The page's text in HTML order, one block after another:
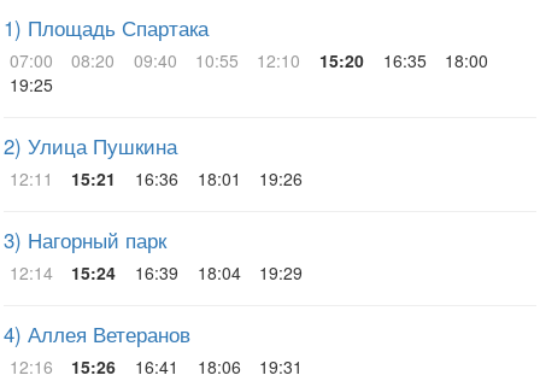
1) Площадь Спартака
07:00 08:20 09:40 10:55 12:10 15:20 16:35
18:00
19:25
2) Улица Пушкина
12:11 15:21 16:36 18:01 19:26
3) Нагорный парк
12:14 15:24 16:39 18:04 19:29
4) Аллея Ветеранов
12:16 15:26 16:41 18:06 19:31